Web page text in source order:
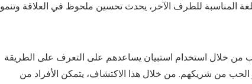
المناسبة للطرف الآخر، يحدث تحسين ملحوظ في العلاقة وتنمو
من خلال استخدام استبيان يساعدهم على التعرف على الطريقة
من شريكهم. من خلال هذا الاكتشاف، يتمكن الأفراد من